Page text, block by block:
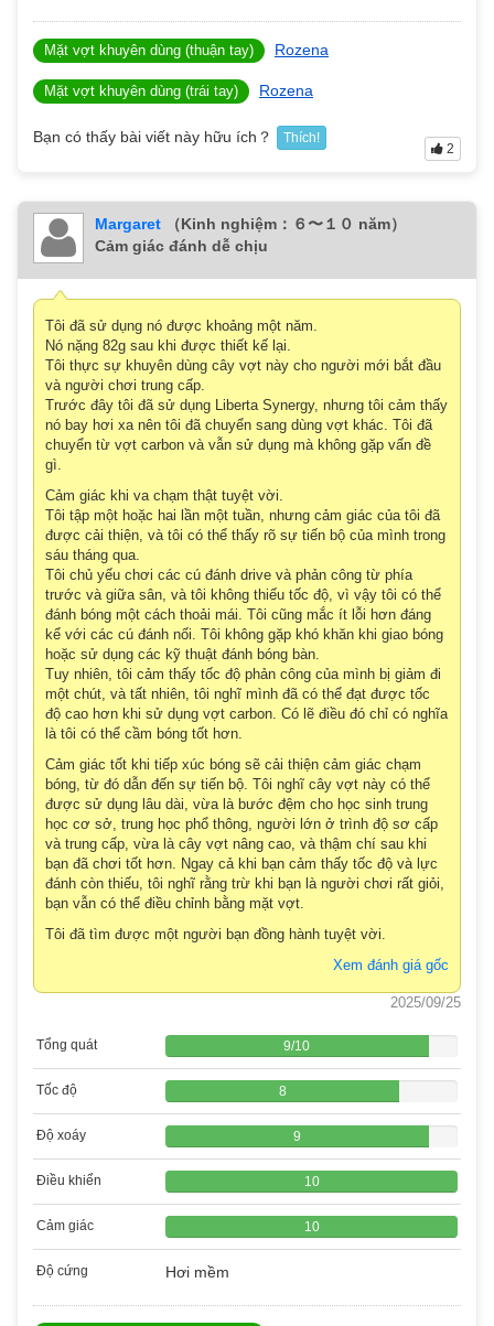
Mặt vợt khuyên dùng (thuận tay) Rozena
Mặt vợt khuyên dùng (trái tay) Rozena
Bạn có thấy bài viết này hữu ích？ Thích!
2
Margaret
（Kinh nghiệm：６〜１０ năm）
Cảm giác đánh dễ chịu
Tôi đã sử dụng nó được khoảng một năm.
Nó nặng 82g sau khi được thiết kế lại.
Tôi thực sự khuyên dùng cây vợt này cho người mới bắt đầu
và người chơi trung cấp.
Trước đây tôi đã sử dụng Liberta Synergy, nhưng tôi cảm thấy
nó bay hơi xa nên tôi đã chuyển sang dùng vợt khác. Tôi đã
chuyển từ vợt carbon và vẫn sử dụng mà không gặp vấn đề
gì.
Cảm giác khi va chạm thật tuyệt vời.
Tôi tập một hoặc hai lần một tuần, nhưng cảm giác của tôi đã
được cải thiện, và tôi có thể thấy rõ sự tiến bộ của mình trong
sáu tháng qua.
Tôi chủ yếu chơi các cú đánh drive và phản công từ phía
trước và giữa sân, và tôi không thiếu tốc độ, vì vậy tôi có thể
đánh bóng một cách thoải mái. Tôi cũng mắc ít lỗi hơn đáng
kể với các cú đánh nối. Tôi không gặp khó khăn khi giao bóng
hoặc sử dụng các kỹ thuật đánh bóng bàn.
Tuy nhiên, tôi cảm thấy tốc độ phản công của mình bị giảm đi
một chút, và tất nhiên, tôi nghĩ mình đã có thể đạt được tốc
độ cao hơn khi sử dụng vợt carbon. Có lẽ điều đó chỉ có nghĩa
là tôi có thể cầm bóng tốt hơn.
Cảm giác tốt khi tiếp xúc bóng sẽ cải thiện cảm giác chạm
bóng, từ đó dẫn đến sự tiến bộ. Tôi nghĩ cây vợt này có thể
được sử dụng lâu dài, vừa là bước đệm cho học sinh trung
học cơ sở, trung học phổ thông, người lớn ở trình độ sơ cấp
và trung cấp, vừa là cây vợt nâng cao, và thậm chí sau khi
bạn đã chơi tốt hơn. Ngay cả khi bạn cảm thấy tốc độ và lực
đánh còn thiếu, tôi nghĩ rằng trừ khi bạn là người chơi rất giỏi,
bạn vẫn có thể điều chỉnh bằng mặt vợt.
Tôi đã tìm được một người bạn đồng hành tuyệt vời.
Xem đánh giá gốc
2025/09/25
Tổng quát 9/10
Tốc độ 8
Độ xoáy 9
Điều khiển 10
Cảm giác 10
Độ cứng Hơi mềm